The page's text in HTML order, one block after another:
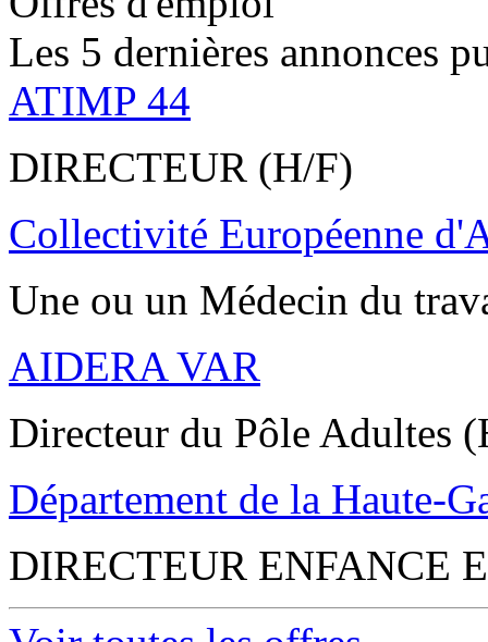
Les 5 dernières annonces
ATIMP 44
DIRECTEUR (H/F)
Collectivité Européenne
Une ou un Médecin du
AIDERA VAR
Directeur du Pôle Adultes
Département de la Haute-
DIRECTEUR ENFANCE